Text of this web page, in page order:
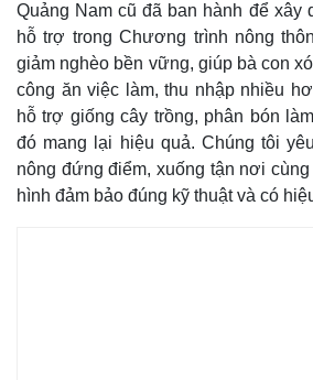
Thể thao
Bóng đá
Lịch thi đấu bóng đá
Thế giới thể thao
eSports
Hậu trường
Ô tô -
Ô tô
Xe
Tư
Quảng Nam cũ đã ban hành để xây
hỗ trợ trong Chương trình nông
giảm nghèo bền vững, giúp bà con
công ăn việc làm, thu nhập nhiều
hỗ trợ giống cây trồng, phân bón
đó mang lại hiệu quả. Chúng tôi
nông đứng điểm, xuống tận nơi
hình đảm bảo đúng kỹ thuật và có